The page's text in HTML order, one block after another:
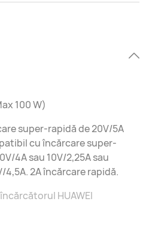
100 W)
super-rapidă de 20V/5A
cu încărcare super-
4A sau 10V/2,25A sau
4,5A. 2A încărcare rapidă.
HUAWEI